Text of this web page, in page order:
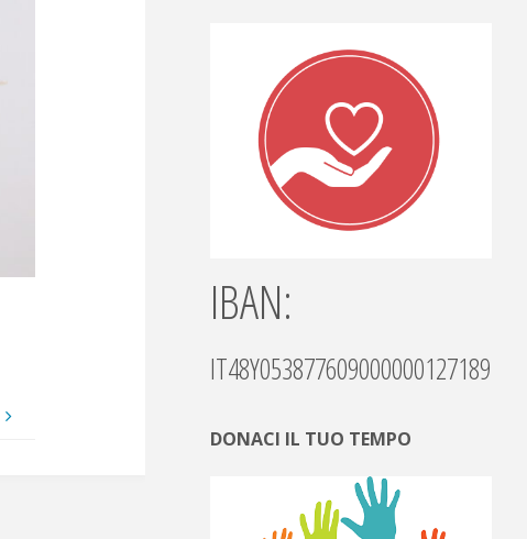
IBAN:
IT48Y0538776090000001271892
DONACI IL TUO TEMPO